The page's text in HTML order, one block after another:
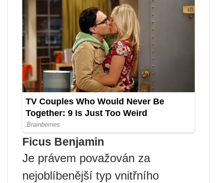
Ficus Benjamin
Je právem považován za
nejoblíbenější typ vnitřního